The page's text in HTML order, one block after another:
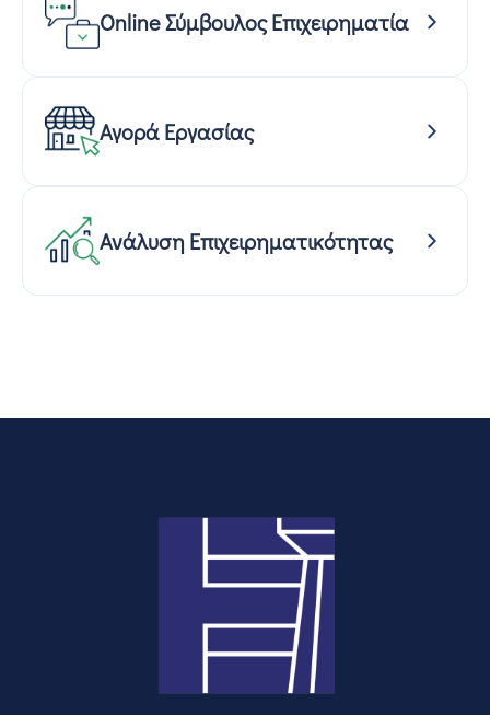
Online Σύμβουλος Επιχειρηματία
Αγορά Εργασίας
Ανάλυση Επιχειρηματικότητας